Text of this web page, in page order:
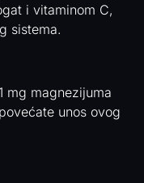
i vitaminom C,
sistema.
mg magnezijuma
unos ovog